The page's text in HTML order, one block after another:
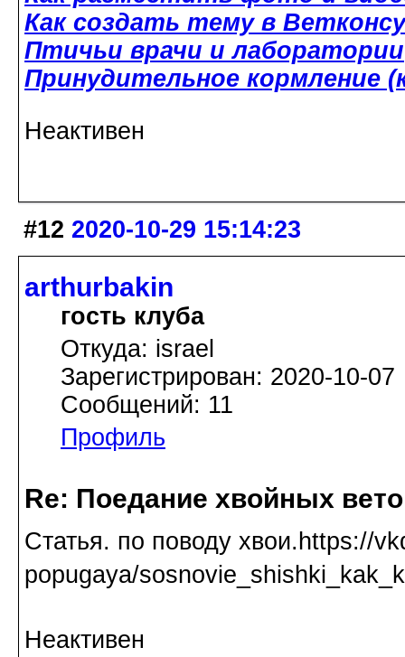
Как создать тему в
Птичьи врачи и лаборатории
Принудительное кормление
Неактивен
#12 2020-10-29 15:14:23
arthurbakin
гость клуба
Откуда: israel
Зарегистрирован: 2020-10-07
Сообщений: 11
Профиль
Re: Поедание хвойных
Статья. по поводу хвои.https://
popugaya/
Неактивен